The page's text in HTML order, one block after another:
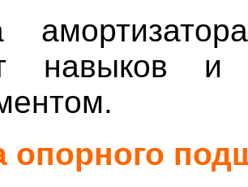
навыков
опорного